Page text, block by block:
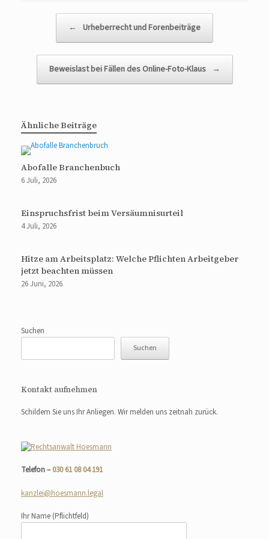
← Urheberrecht und Forenbeiträge
Beweislast bei Fällen des Online-Foto-Klaus →
Ähnliche Beiträge
Abofalle Branchenbuch
6 Juli, 2026
Einspruchsfrist beim Versäumnisurteil
4 Juli, 2026
Hitze am Arbeitsplatz: Welche Pflichten Arbeitgeber
jetzt beachten müssen
26 Juni, 2026
Suchen
Suchen
Kontakt aufnehmen
Schildern Sie uns Ihr Anliegen. Wir melden uns zeitnah zurück.
Telefon –030 61 08 04 191
kanzlei@hoesmann.legal
Ihr Name (Pflichtfeld)